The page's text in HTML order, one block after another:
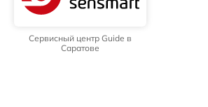
Сервисный центр Guide в
Саратове